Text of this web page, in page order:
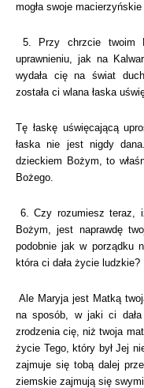
mogła swoje macierzyńskie
5. Przy chrzcie
uprawnieniu, jak na
wydała cię na świat
została ci wlana łaska
Tę łaskę uświęcającą
łaska nie jest nigdy
dzieckiem Bożym, to
Bożego.
6. Czy rozumiesz teraz,
Bożym, jest naprawdę
podobnie jak w porządku
która ci dała życie ludzkie?
Ale Maryja jest Matką
na sposób, w jaki ci
zrodzenia cię, niż twoja
życie Tego, który był Jej
zajmuje się tobą dalej
ziemskie zajmują się